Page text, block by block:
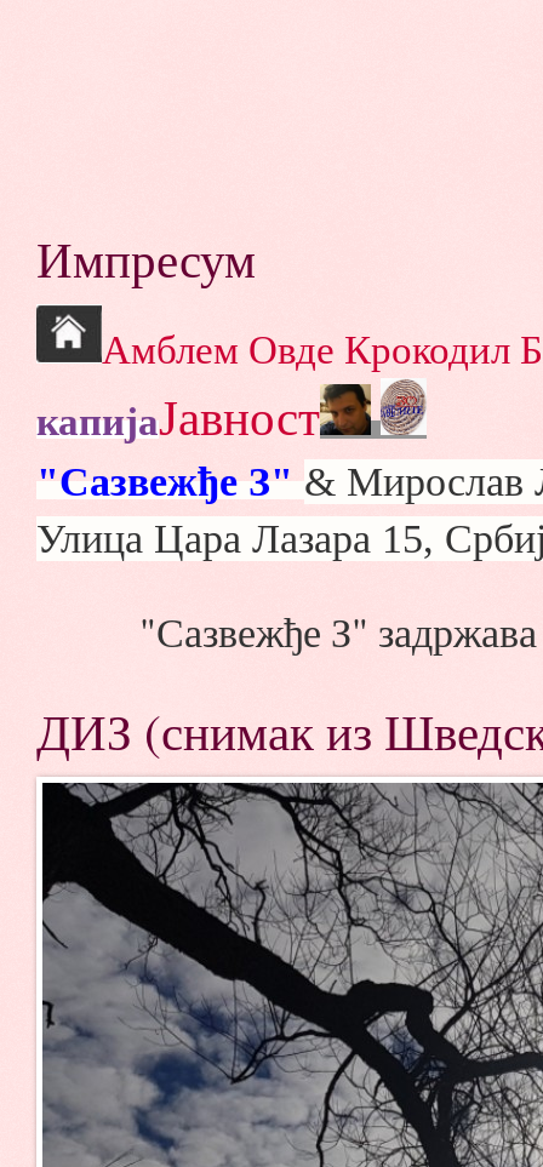
Импресум
Амблем Овде Крокодил
капијаЈавност
"Сазвежђе З" &
Улица Цара Лазара 15,
"Сазвежђе З"
ДИЗ (снимак из